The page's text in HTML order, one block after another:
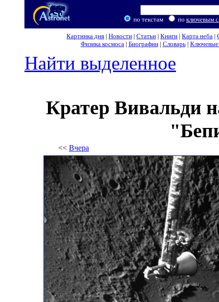
по текстам по ключевым
Картинка дня | Новости | Статьи | Книги | Карта неба |
Физика космоса| Биографии| Словарь| Ключевые
Найти выделенное
Кратер Вивальди
<< Вчера